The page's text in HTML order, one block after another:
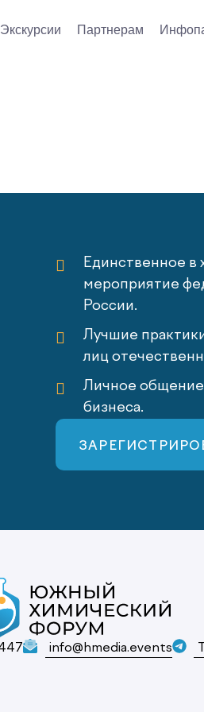
Экскурсии Партнерам
Единственное в
мероприятие
России.
Лучшие
лиц
Личное общение
бизнеса.
info@hmedia.events